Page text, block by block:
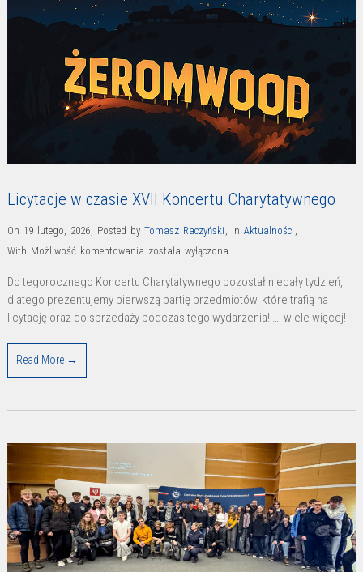
Licytacje w czasie XVII Koncertu Charytatywnego
On 19 lutego, 2026, Posted by Tomasz Raczyński , In Aktualności ,
With Możliwość komentowania Licytacje
czasie
XVII
została wyłączona
Do tegorocznego Koncertu Charytatywnego pozostał niecały tydzień,
dlatego prezentujemy pierwszą partię przedmiotów, które trafią na
licytację oraz do sprzedaży podczas tego wydarzenia! …i wiele więcej!
Read More →